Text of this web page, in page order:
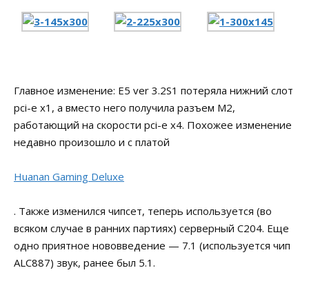
Главное изменение: E5 ver 3.2S1 потеряла нижний слот
pci-e x1, а вместо него получила разъем M2,
работающий на скорости pci-e x4. Похожее изменение
недавно произошло и с платой
Huanan Gaming Deluxe
. Также изменился чипсет, теперь используется (во
всяком случае в ранних партиях) серверный C204. Еще
одно приятное нововведение — 7.1 (используется чип
ALC887) звук, ранее был 5.1.